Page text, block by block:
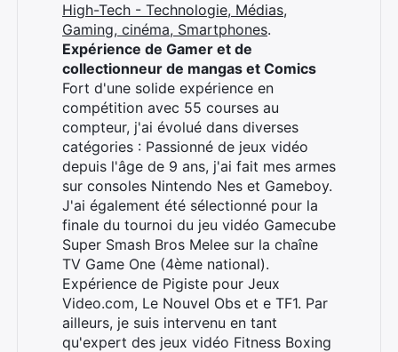
High-Tech - Technologie, Médias,
Gaming, cinéma, Smartphones.
Expérience de Gamer et de
collectionneur de mangas et Comics
Fort d'une solide expérience en
compétition avec 55 courses au
compteur, j'ai évolué dans diverses
catégories : Passionné de jeux vidéo
depuis l'âge de 9 ans, j'ai fait mes armes
sur consoles Nintendo Nes et Gameboy.
J'ai également été sélectionné pour la
finale du tournoi du jeu vidéo Gamecube
Super Smash Bros Melee sur la chaîne
TV Game One (4ème national).
Expérience de Pigiste pour Jeux
Video.com, Le Nouvel Obs et e TF1. Par
ailleurs, je suis intervenu en tant
qu'expert des jeux vidéo Fitness Boxing